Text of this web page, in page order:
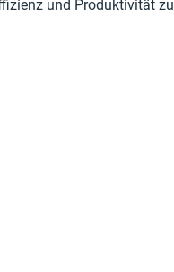
und Produktivität zu